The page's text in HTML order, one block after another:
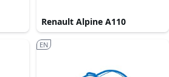
Renault Alpine A110
EN